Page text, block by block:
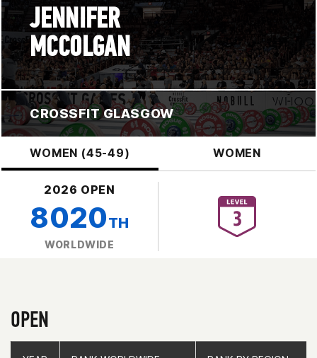
JENNIFER
MCCOLGAN
CROSSFIT GLASGOW
WOMEN (45-49) WOMEN
2026 OPEN
8020TH
WORLDWIDE
OPEN